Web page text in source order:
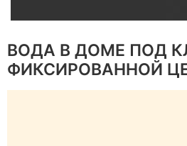
Класс бетона
ВОДА В ДОМЕ ПОД
ФИКСИРОВАННОЙ